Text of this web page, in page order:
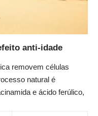
anti-idade
removem células
natural é
e ácido ferúlico,